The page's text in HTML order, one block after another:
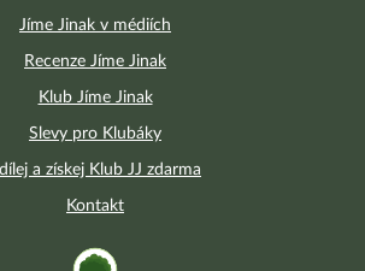
Jíme Jinak v médiích
Recenze Jíme Jinak
Klub Jíme Jinak
Slevy pro Klubáky
a získej Klub JJ zdarma
Kontakt